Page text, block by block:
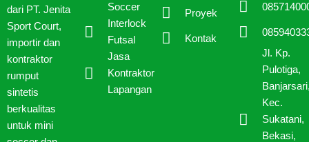
dari PT. Jenita
Sport Court,
importir dan
kontraktor
rumput
sintetis
berkualitas
untuk mini
Soccer
Interlock
Futsal
Jasa
Kontraktor
Lapangan
Proyek
Kontak
Jl. Kp.
Pulotiga,
Kec.
Sukatani,
Bekasi,